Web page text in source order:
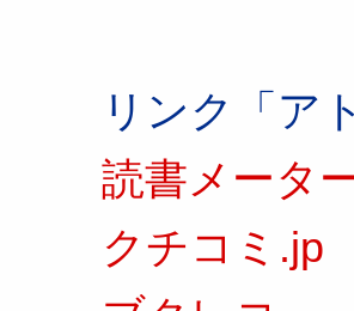
リンク「ア
読書メータ
クチコミ.jp